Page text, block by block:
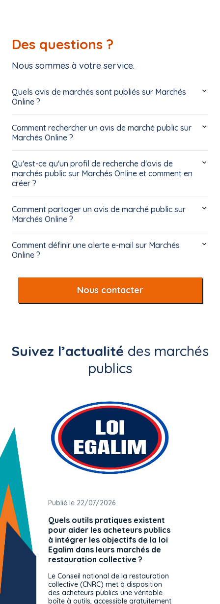
Des questions ?
Nous sommes à votre service.
Quels avis de marchés sont publiés sur Marchés
Online ?
Comment rechercher un avis de marché public sur
Marchés Online ?
Qu'est-ce qu'un profil de recherche d'avis de
marchés public sur Marchés Online et comment en
créer ?
Comment partager un avis de marché public sur
Marchés Online ?
Comment définir une alerte e-mail sur Marchés
Online ?
Nous contacter
Suivez l’actualité des marchés
publics
Publié le 22/07/2026
Quels outils pratiques existent
pour aider les acheteurs publics
à intégrer les objectifs de la loi
Egalim dans leurs marchés de
restauration collective ?
Le Conseil national de la restauration
collective (CNRC) met à disposition
des acheteurs publics une véritable
boîte à outils, accessible gratuitement